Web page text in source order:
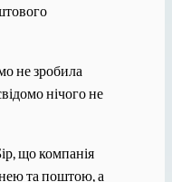
не зробила
нічого не
що компанія
та поштою, а